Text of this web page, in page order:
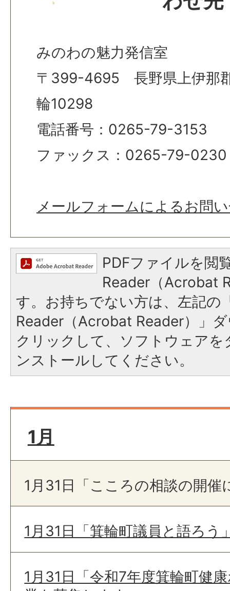
みのわの魅力発信室
〒399-4695 長野県上伊那
輪10298
電話番号：0265-79-3153
ファックス：0265-79-0230
メールフォームによるお問
PDFファイルを閲
Reader（Acrobat
す。お持ちでない方は、左記の
Reader（Acrobat Reader）」
クリックして、ソフトウェア
ンストールしてください。
1月
1月31日「こころの相談の開催
1月31日「箕輪町議員と語ろう
1月31日「令和7年度箕輪町健